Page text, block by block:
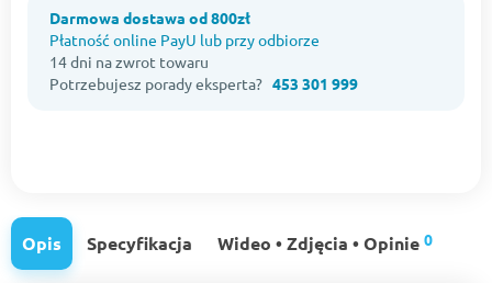
Darmowa dostawa od 800zł
Płatność online PayU lub przy odbiorze
14 dni na zwrot towaru
Potrzebujesz porady eksperta? 453 301 999
Opis Specyfikacja Wideo • Zdjęcia • Opinie 0